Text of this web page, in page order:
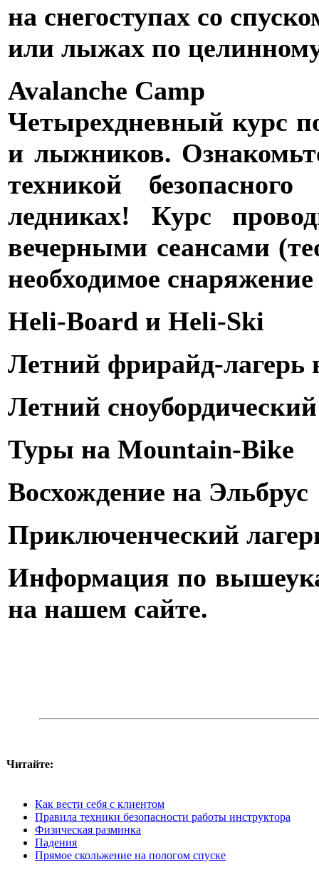
на снегоступах со
или лыжах по
Avalanche Camp
Четырехдневный курс
и лыжников.
техникой
ледниках! Курс
вечерными сеансами
необходимое
Heli-Board и Heli-Ski
Летний фрирайд-лагерь
Летний
Туры на Mountain-Bike
Восхождение на Эльбрус
Приключенческий
Информация по
на нашем сайте.
Читайте:
Как вести себя с клиентом
Правила техники безопасности работы инструктора
Физическая разминка
Падения
Прямое скольжение на пологом спуске